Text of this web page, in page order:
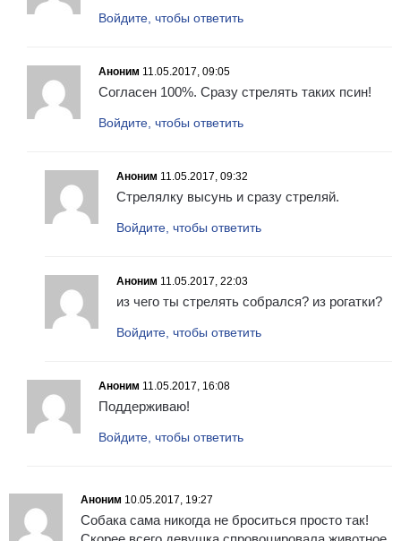
Войдите, чтобы ответить
Аноним 11.05.2017, 09:05
Согласен 100%. Сразу стрелять таких псин!
Войдите, чтобы ответить
Аноним 11.05.2017, 09:32
Стрелялку высунь и сразу стреляй.
Войдите, чтобы ответить
Аноним 11.05.2017, 22:03
из чего ты стрелять собрался? из рогатки?
Войдите, чтобы ответить
Аноним 11.05.2017, 16:08
Поддерживаю!
Войдите, чтобы ответить
Аноним 10.05.2017, 19:27
Собака сама никогда не броситься просто так!